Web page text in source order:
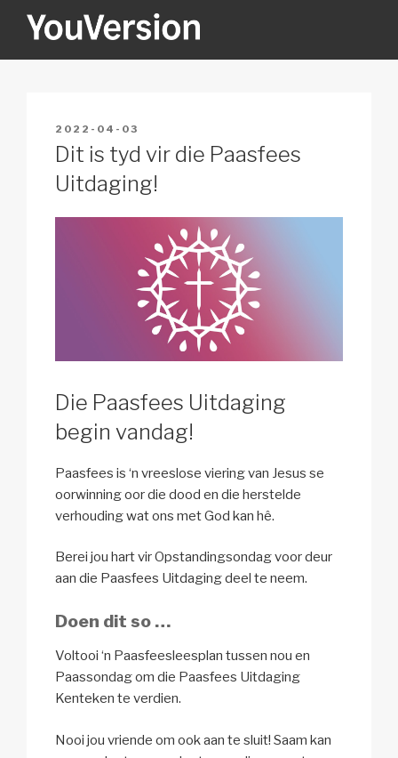
YOUVERSION
POSTED
ON
2022-04-03
Dit is tyd vir die Paasfees
Uitdaging!
Die Paasfees Uitdaging
begin vandag!
Paasfees is ‘n vreeslose viering van Jesus se
oorwinning oor die dood en die herstelde
verhouding wat ons met God kan hê.
Berei jou hart vir Opstandingsondag voor deur
aan die Paasfees Uitdaging deel te neem.
Doen dit so …
Voltooi ‘n Paasfeesleesplan tussen nou en
Paassondag om die Paasfees Uitdaging
Kenteken te verdien.
Nooi jou vriende om ook aan te sluit! Saam kan